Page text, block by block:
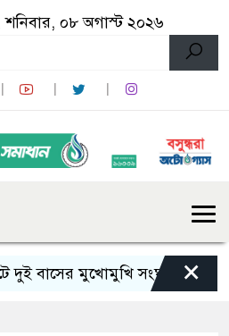
শনিবার, ০৮ অগাস্ট ২০২৬
মুখোমুখি সংঘর্ষে নিহত বেড়ে ৯
×